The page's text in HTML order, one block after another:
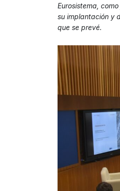
Eurosistema,
su implantación y
que se prevé.